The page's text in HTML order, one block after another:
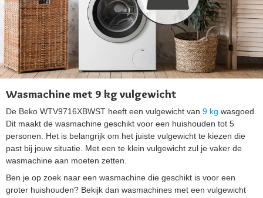
Wasmachine met 9 kg vulgewicht
De Beko WTV9716XBWST heeft een vulgewicht van 9 kg wasgoed.
Dit maakt de wasmachine geschikt voor een huishouden tot 5
personen. Het is belangrijk om het juiste vulgewicht te kiezen die
past bij jouw situatie. Met een te klein vulgewicht zul je vaker de
wasmachine aan moeten zetten.
Ben je op zoek naar een wasmachine die geschikt is voor een
groter huishouden? Bekijk dan wasmachines met een vulgewicht